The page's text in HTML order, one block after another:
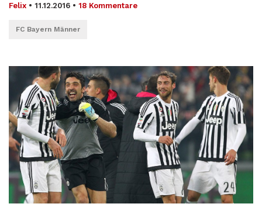
Felix • 11.12.2016 • 18 Kommentare
FC Bayern Männer